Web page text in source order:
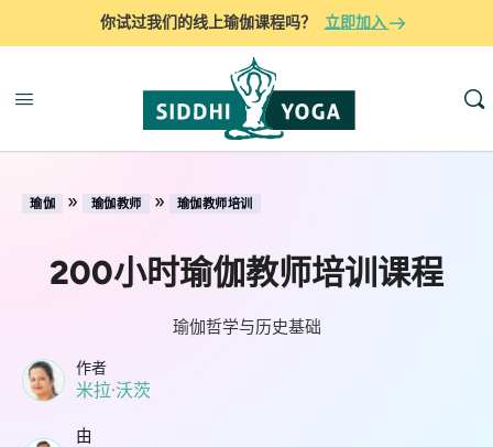
你试过我们的线上瑜伽课程吗？ 立即加入
瑜伽 » 瑜伽教师 » 瑜伽教师培训
200小时瑜伽教师培训课程
瑜伽哲学与历史基础
作者
米拉·沃茨
由